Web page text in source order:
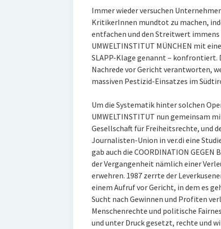
Immer wieder versuchen
KritikerInnen mundtot zu machen,
entfachen und den Streitwert
UMWELTINSTITUT MÜNCHEN mit
SLAPP-Klage genannt – konfrontiert.
Nachrede vor Gericht verantworten,
massiven Pestizid-Einsatzes im
Um die Systematik hinter solchen
UMWELTINSTITUT nun gemeinsam
Gesellschaft für Freiheitsrechte, und
Journalisten-Union in ver.di eine
gab auch die COORDINATION GEGEN
der Vergangenheit nämlich einer
erwehren. 1987 zerrte der
einem Aufruf vor Gericht, in dem es
Sucht nach Gewinnen und Profiten
Menschenrechte und politische
und unter Druck gesetzt, rechte und